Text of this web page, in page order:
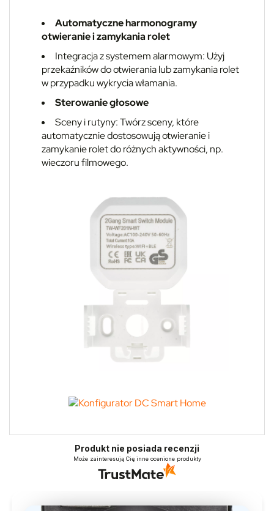
Automatyczne harmonogramy
otwieranie i zamykania rolet
Integracja z systemem alarmowym: Użyj
przekaźników do otwierania lub zamykania rolet
w przypadku wykrycia włamania.
Sterowanie głosowe
Sceny i rutyny:Twórz sceny, które
automatycznie dostosowują otwieranie i
zamykanie rolet do różnych aktywności, np.
wieczoru filmowego.
Produkt nie posiada recenzji
Może zainteresują Cię inne ocenione produkty